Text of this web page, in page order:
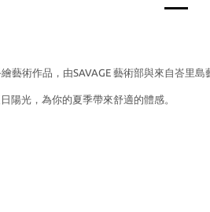
藝術作品，由SAVAGE 藝術部與來自峇里島
陽光，為你的夏季帶來舒適的體感。